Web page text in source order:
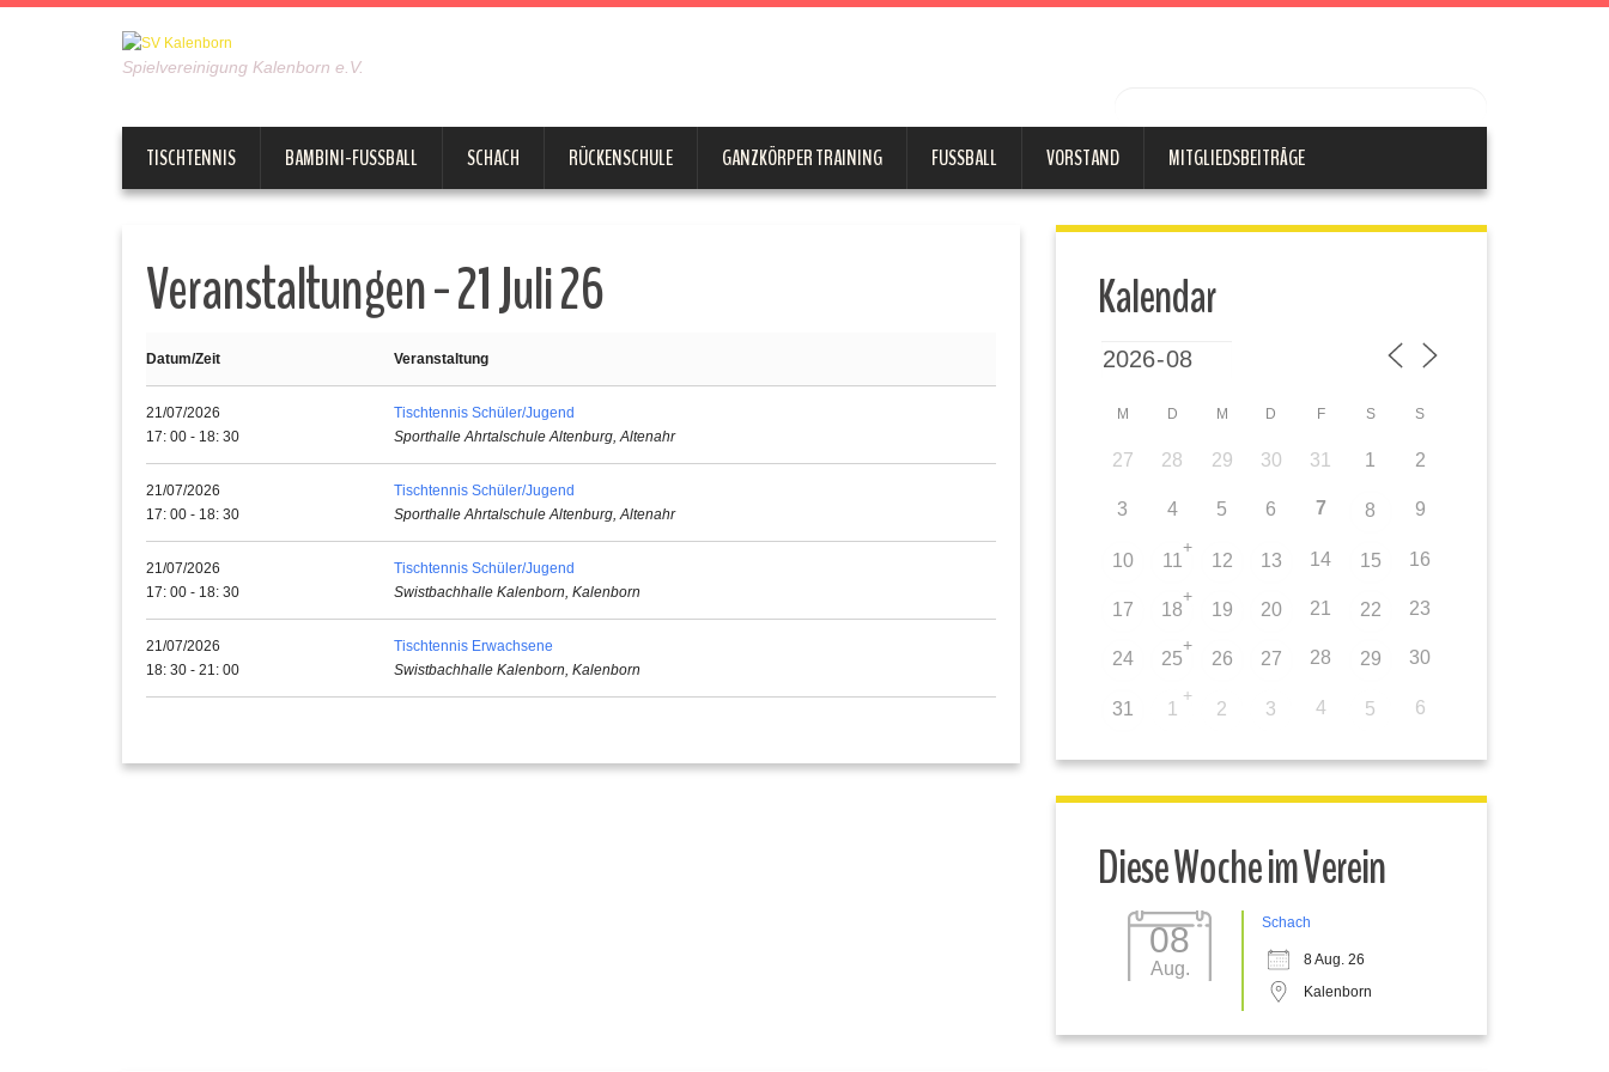
Spielvereinigung Kalenborn e.V.
TISCHTENNIS BAMBINI-FUSSBALL SCHACH RÜCKENSCHULE GANZKÖRPER TRAINING FUSSBALL VORSTAND MITGLIEDSBEITRÄGE
Veranstaltungen - 21 Juli 26
Datum/Zeit Veranstaltung
21/07/2026
17: 00 - 18: 30
Tischtennis Schüler/Jugend
Sporthalle Ahrtalschule Altenburg, Altenahr
21/07/2026
17: 00 - 18: 30
Tischtennis Schüler/Jugend
Sporthalle Ahrtalschule Altenburg, Altenahr
21/07/2026
17: 00 - 18: 30
Tischtennis Schüler/Jugend
Swistbachhalle Kalenborn, Kalenborn
21/07/2026
18: 30 - 21: 00
Tischtennis Erwachsene
Swistbachhalle Kalenborn, Kalenborn
Kalendar
M D M D F S S
27 28 29 30 31 1 2
3 4 5 6 7 8 9
10 11
+
12 13 14 15 16
17 18
+
19 20 21 22 23
24 25
+
26 27 28 29 30
31 1
+
2 3 4 5 6
Diese Woche im Verein
08
Aug.
Schach
8 Aug. 26
Kalenborn